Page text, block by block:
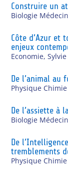
Construire un
Biologie
Côte d’Azur et
enjeux
Economie,
De l’animal au
Physique
De l’assiette à
Biologie
De
tremblements
Physique